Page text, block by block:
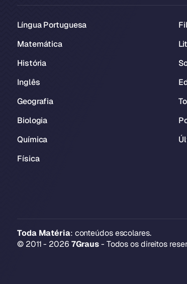
Língua Portuguesa
Matemática
História
Inglês
Geografia
Biologia
Química
Física
Toda Matéria: conteúdos escolares.
© 2011 - 2026 7Graus- Todos os direitos